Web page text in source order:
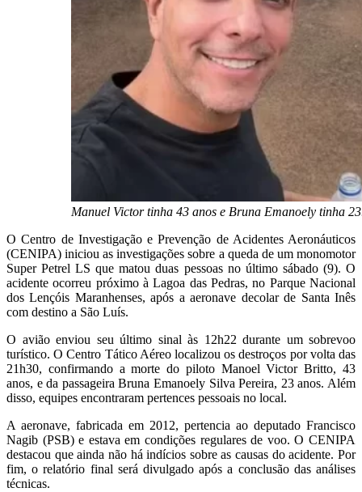
Manuel Victor tinha 43 anos e Bruna Emanoely tinha
O Centro de Investigação e Prevenção de Acidentes Aeronáuticos
(CENIPA) iniciou as investigações sobre a queda de um monomotor
Super Petrel LS que matou duas pessoas no último sábado (9). O
acidente ocorreu próximo à Lagoa das Pedras, no Parque Nacional
dos Lençóis Maranhenses, após a aeronave decolar de Santa Inês
com destino a São Luís.
O avião enviou seu último sinal às 12h22 durante um sobrevoo
turístico. O Centro Tático Aéreo localizou os destroços por volta das
21h30, confirmando a morte do piloto Manoel Victor Britto, 43
anos, e da passageira Bruna Emanoely Silva Pereira, 23 anos. Além
disso, equipes encontraram pertences pessoais no local.
A aeronave, fabricada em 2012, pertencia ao deputado Francisco
Nagib (PSB) e estava em condições regulares de voo. O CENIPA
destacou que ainda não há indícios sobre as causas do acidente. Por
fim, o relatório final será divulgado após a conclusão das análises
técnicas.